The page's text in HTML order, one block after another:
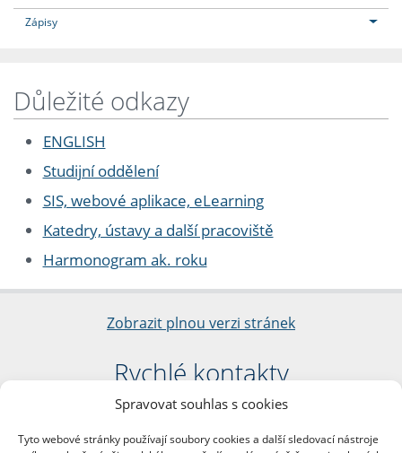
Spravovat souhlas s cookies
Tyto webové stránky používají soubory cookies a další sledovací nástroje
Zápisy
Důležité odkazy
ENGLISH
Studijní oddělení
SIS, webové aplikace, eLearning
Katedry, ústavy a další pracoviště
Harmonogram ak. roku
Zobrazit plnou verzi stránek
Rychlé kontakty
Filozofická fakulta
nám. Jana Palacha 1/2